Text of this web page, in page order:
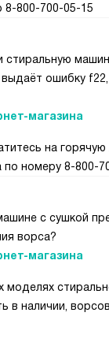
8-800-700-05-15
стиральную
выдаёт ошибку
магазина
на
по номеру 8-800-
с сушкой
ворса?
магазина
моделях
в наличии,